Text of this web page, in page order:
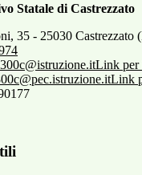
Statale di Castrezzato
35 - 25030 Castrezzato
Link per
Link